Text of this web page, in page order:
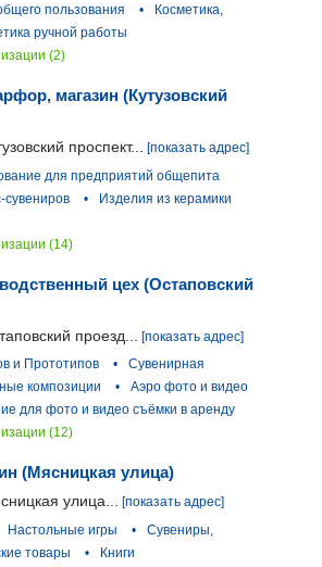
пользования •
Косметика,
ручной работы
(2)
магазин (Кутузовский
проспект...
[показать адрес]
для предприятий общепита
сувениров •
Изделия из керамики
(14)
цех (Остаповский
проезд...
[показать адрес]
и Прототипов •
Сувенирная
композиции •
Аэро фото и видео
для фото и видео съёмки в аренду
(12)
(Мясницкая улица)
улица... [показать адрес]
Настольные игры •
Сувениры,
товары • Книги